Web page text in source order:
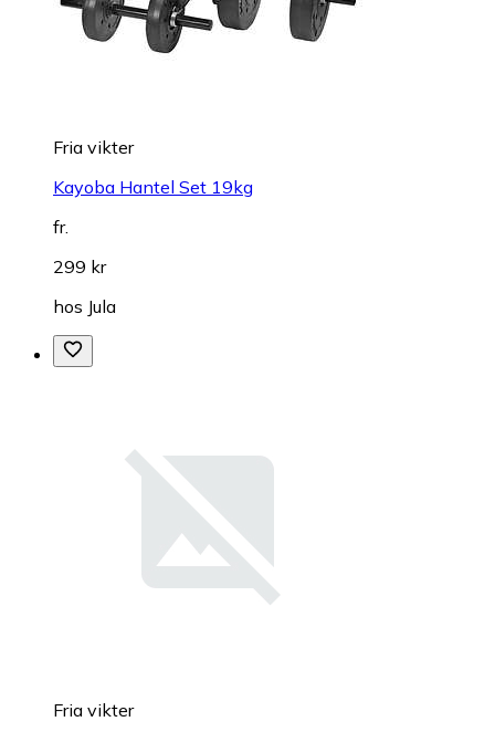
Fria vikter
Kayoba Hantel Set 19kg
fr.
299 kr
hos Jula
Fria vikter